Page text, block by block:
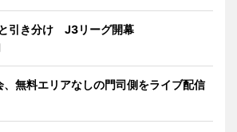
引き分け J3リーグ開幕
無料エリアなしの門司側をライブ配信